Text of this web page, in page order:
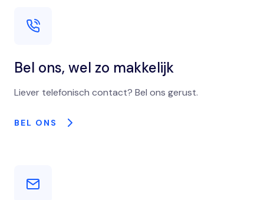
Bel ons, wel zo makkelijk
Liever telefonisch contact? Bel ons gerust.
BEL ONS